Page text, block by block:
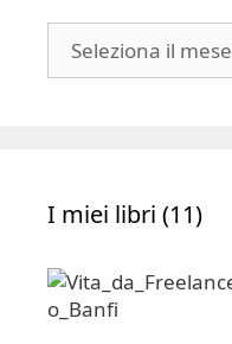
I miei libri (11)